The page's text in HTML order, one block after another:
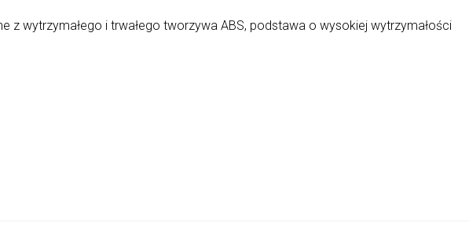
z wytrzymałego i trwałego tworzywa ABS, podstawa o wysokiej wytrzymałości